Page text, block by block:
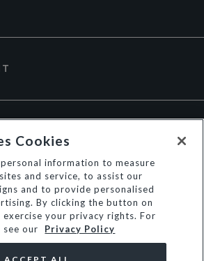
Cookies
information to measure
and service, to assist our
and to provide personalised
By clicking the button on
exercise your privacy rights. For
our
Privacy Policy